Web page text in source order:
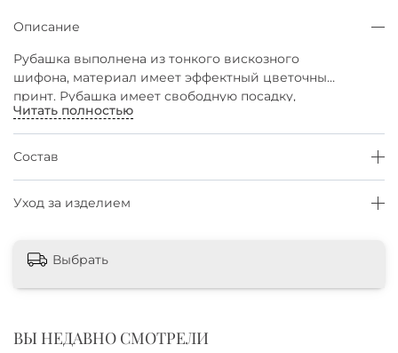
Описание
Рубашка выполнена из тонкого вискозного
шифона, материал имеет эффектный цветочный
принт. Рубашка имеет свободную посадку,
спущенную линию плеча, длинный рукав и
декоративные треугольные кокетки спереди и
сзади. Рубашка застегивается на миниатюрные
брюками, юбками.
Читать полностью
Состав
Уход за изделием
Выбрать
ВЫ НЕДАВНО СМОТРЕЛИ